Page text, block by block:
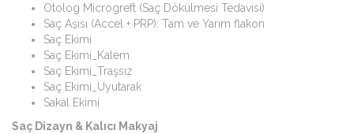
Otolog Microgreft (Saç Dökülmesi Tedavisi)
Saç Aşısı (Accel + PRP): Tam ve Yarım flakon
Saç Ekimi
Saç Ekimi_Kalem
Saç Ekimi_Traşsız
Saç Ekimi_Uyutarak
Sakal Ekimi
Saç Dizayn & Kalıcı Makyaj